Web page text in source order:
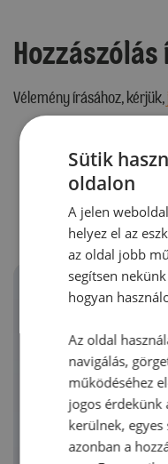
Vélemény írásához, kérjük,
Sütik
oldalon
A jelen
helyez el az
az oldal jobb
segítsen
hogyan
Az oldal
navigálás,
működéséhez
jogos érdekünk
kerülnek,
azonban a